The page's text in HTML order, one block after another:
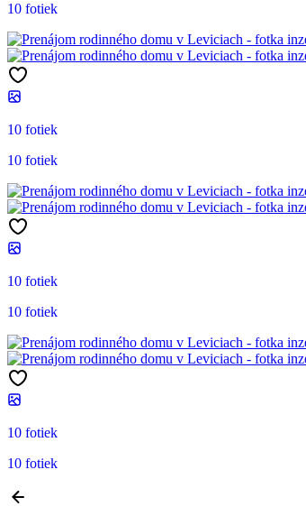
10 fotiek
10 fotiek
10 fotiek
10 fotiek
10 fotiek
10 fotiek
10 fotiek